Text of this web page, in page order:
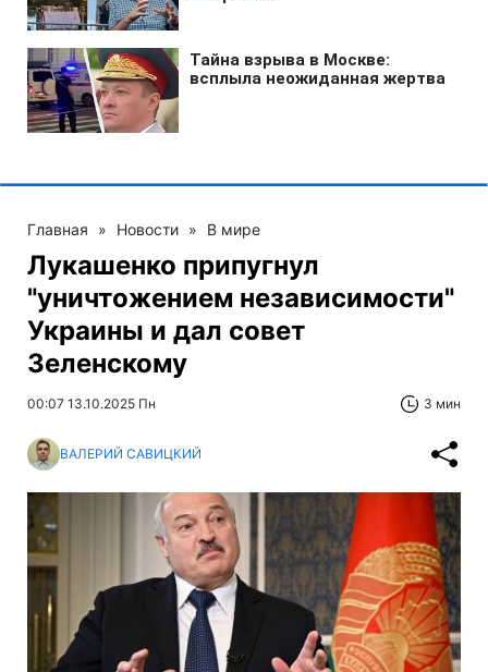
Главная » Новости » В мире
Лукашенко припугнул
"уничтожением независимости"
Украины и дал совет
Зеленскому
00:07 13.10.2025 Пн 3 мин
ВАЛЕРИЙ САВИЦКИЙ